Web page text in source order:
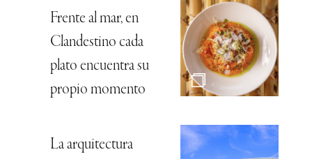
Frente al mar, en
Clandestino cada
plato encuentra su
propio momento
La arquitectura